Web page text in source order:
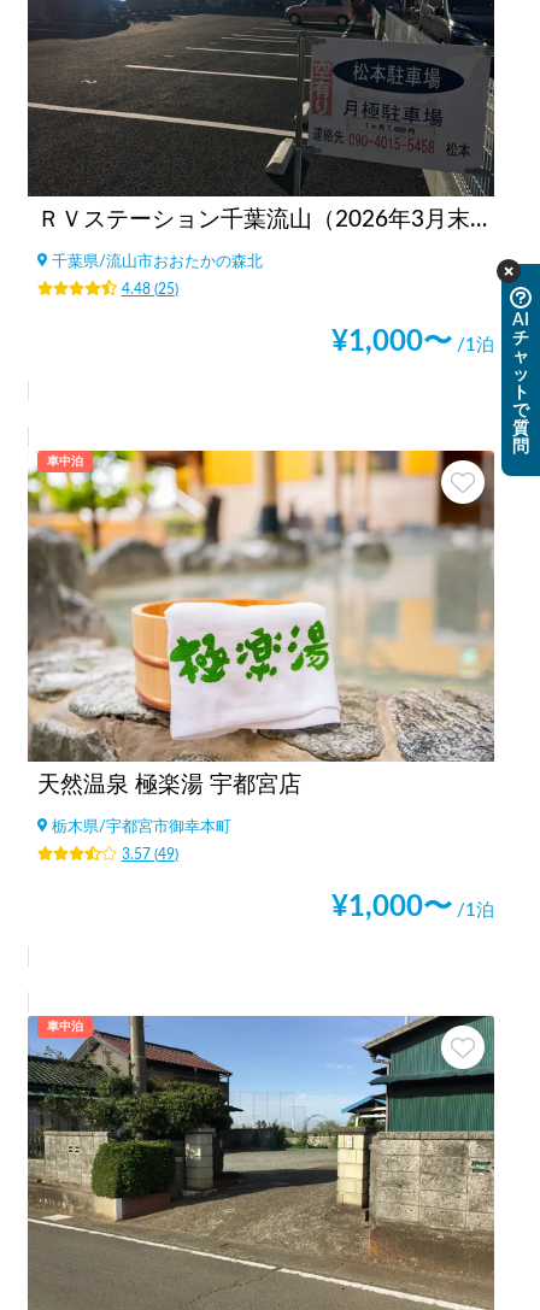
ＲＶステーション千葉流山（2026年3月末閉鎖）
千葉県/流山市おおたかの森北
4.48(25)
¥1,000〜 /1泊
車中泊
天然温泉 極楽湯 宇都宮店
栃木県/宇都宮市御幸本町
3.57(49)
¥1,000〜 /1泊
車中泊
AI
チ
ャ
ッ
ト
で
質
問